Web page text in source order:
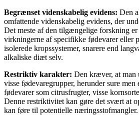
Begrænset videnskabelig evidens: Den
omfattende videnskabelig evidens, der
Det meste af den tilgængelige forskning
virkningerne af specifikke fødevarer eller
isolerede kropssystemer, snarere end
alkaliske diæt selv.
Restriktiv karakter: Den kræver, at man
visse fødevaregrupper, herunder sure
fødevarer som citrusfrugter, visse
Denne restriktivitet kan gøre det svært at
kan føre til potentielle næringsstofmangler.